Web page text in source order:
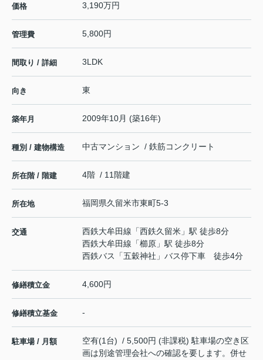
価格 3,190万円
管理費 5,800円
間取り / 詳細 3LDK
向き 東
築年月 2009年10月 (築16年)
種別 / 建物構造 中古マンション / 鉄筋コンクリート
所在階 / 階建 4階 / 11階建
所在地 福岡県久留米市東町5-3
交通 西鉄大牟田線 「西鉄久留米 」駅 徒歩8分
西鉄大牟田線 「櫛原 」駅 徒歩8分
西鉄バス「五穀神社」バス停下車 徒歩4分
修繕積立金 4,600円
修繕積立基金 -
駐車場 / 月額
空有(1台) / 5,500円 (非課税) 駐車場の空き区
画は別途管理会社への確認を要します。併せ